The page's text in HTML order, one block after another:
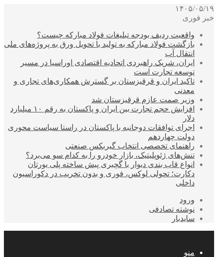
۱۴۰۵/۰۵/۱۹
خبر فوری
واقعیت ردیف بودجه تبلیغات فولاد مبارکه چیست؟
بازگشت فولاد مبارکه به تولید با تحویل ورق به پروژه‌های ملی
انتقال آب
ایران، شریک راهبردی اتحادیه اقتصادی اوراسیا در مسیر
توسعه تجارت است
تاکید ایران و قرقیزستان بر گسترش همکاری‌های تجاری و
معدنی
وزیر صمت عازم قرقیزستان شد
افزایش حجم تجارت بین ایران و پاکستان به رقم ۱۰ میلیارد
دلار
اجرای توافقات دوجانبه با پاکستان در راستا سیاست محوری
دولت چهاردهم
راهنمای تخصصی انتخاب گیربکس صنعتی
تنش‌های ژئوپلیتیک، بازار خودرو را به کدام سو می‌برد؟
انواع قاب بندی دیوار با گچبری پیش ساخته پلی یورتان
دکارت؛ تحولی لوکس، فوری و بدون تخریب در دکوراسیون
داخلی
ورود
نوشته تصادفی
سایدبار
منو